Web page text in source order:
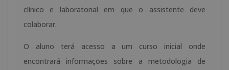
clínico e laboratorial em que o assistente deve
colaborar.
O aluno terá acesso a um curso inicial onde
encontrará informações sobre a metodologia de